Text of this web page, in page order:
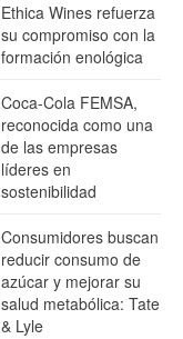
Ethica Wines refuerza
su compromiso con la
formación enológica
Coca-Cola FEMSA,
reconocida como una
de las empresas
líderes en
sostenibilidad
Consumidores buscan
reducir consumo de
azúcar y mejorar su
salud metabólica: Tate
& Lyle